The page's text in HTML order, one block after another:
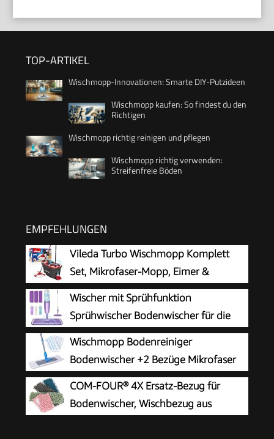
TOP-ARTIKEL
Wischmopp-Innovationen: Smarte DIY-Putzideen
Wischmopp kaufen: So findest du den
Richtigen
Wischmopp richtig reinigen und pflegen
Wischmopp richtig verwenden:
Streifenfreie Böden
EMPFEHLUNGEN
Vileda Turbo Wischmopp Komplett
Set, Mikrofaser-Mopp, Eimer &
Teleskopstiel
Wischer mit Sprühfunktion
Sprühwischer Bodenwischer für die
Bodenreinigung
Wischmopp Bodenreiniger
Bodenwischer +2 Bezüge Mikrofaser
Mopp + Teleskopstiel
COM-FOUR® 4X Ersatz-Bezug für
Bodenwischer, Wischbezug aus